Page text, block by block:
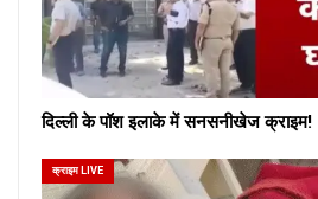
दिल्ली के पॉश इलाके में सनसनीखेज क्राइम!
क्राइम LIVE